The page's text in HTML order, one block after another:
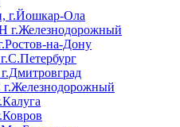
г.Йошкар-Ола
г.Железнодорожный
на-Дону